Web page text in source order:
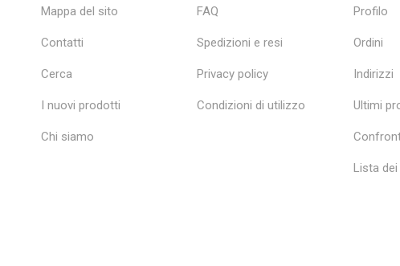
Mappa del sito
Contatti
Cerca
I nuovi prodotti
Chi siamo
FAQ
Spedizioni e resi
Privacy policy
Condizioni di utilizzo
Profilo
Ordini
Indirizzi
Ultimi
Lista